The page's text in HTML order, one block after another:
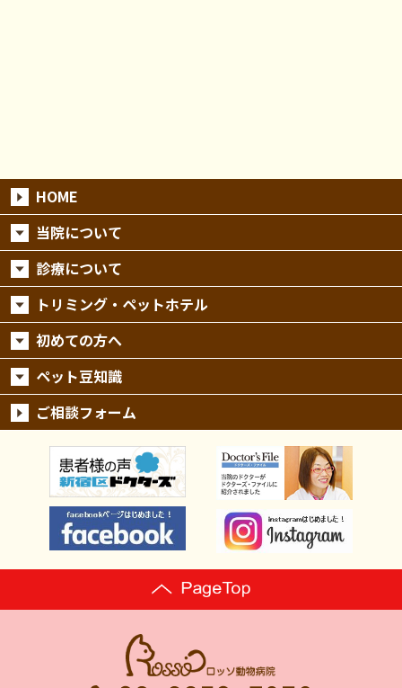
HOME
当院について
診療について
トリミング・ペットホテル
初めての方へ
ペット豆知識
ご相談フォーム